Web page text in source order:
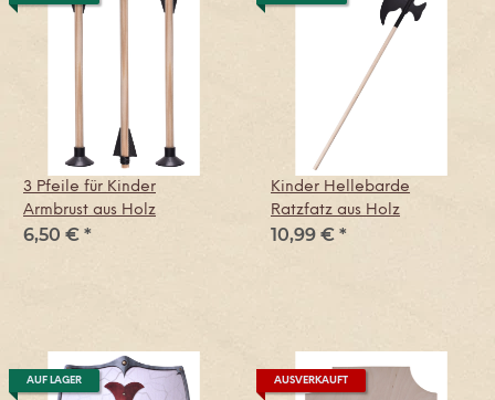
3 Pfeile für Kinder
Armbrust aus Holz
6,50 € *
Kinder Hellebarde
Ratzfatz aus Holz
10,99 € *
AUF LAGER AUSVERKAUFT